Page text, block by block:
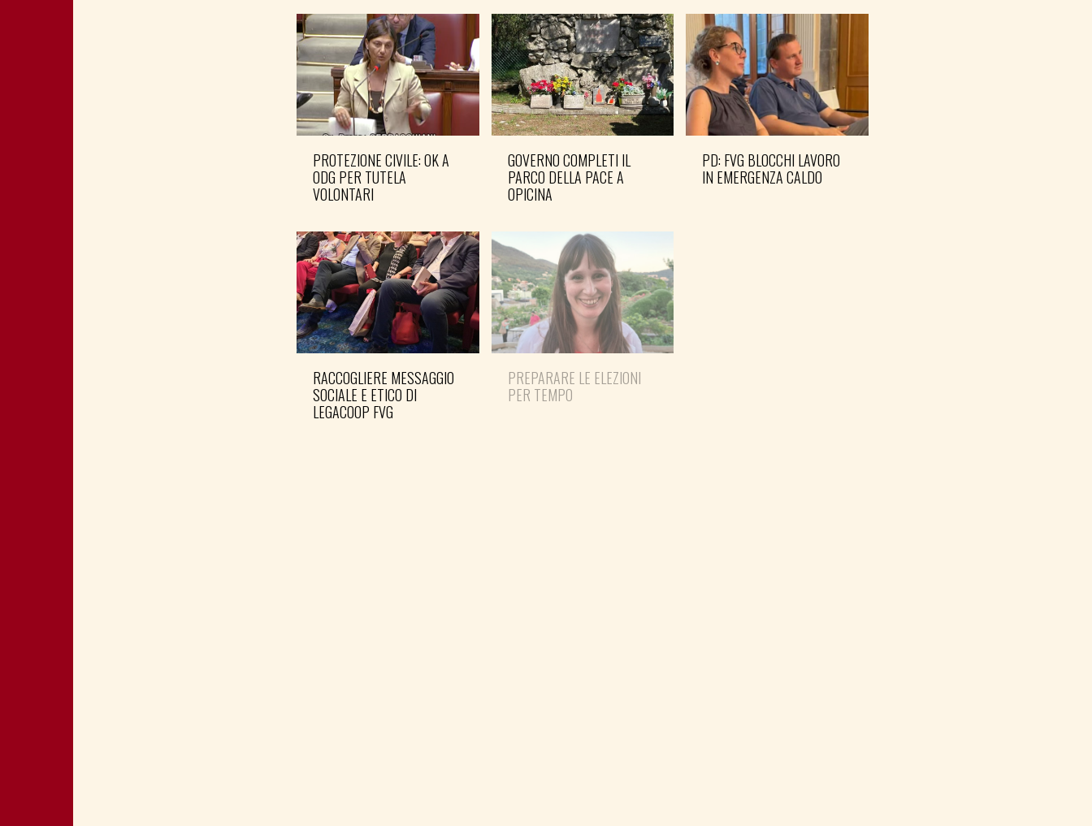
PROTEZIONE CIVILE: OK A
ODG PER TUTELA
VOLONTARI
GOVERNO COMPLETI IL
PARCO DELLA PACE A
OPICINA
PD: FVG BLOCCHI LAVORO
IN EMERGENZA CALDO
RACCOGLIERE MESSAGGIO
SOCIALE E ETICO DI
LEGACOOP FVG
PREPARARE LE ELEZIONI
PER TEMPO